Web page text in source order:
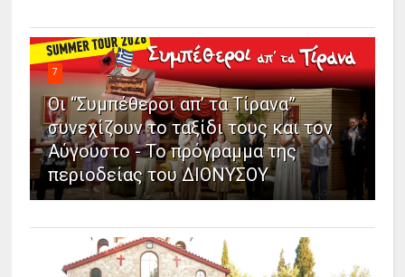
7
Οι “Συμπέθεροι απ’ τα Τίρανα”
συνεχίζουν το ταξίδι τους και τον
Αύγουστο - Το πρόγραμμα της
περιοδείας του ΔΙΟΝΥΣΟΥ